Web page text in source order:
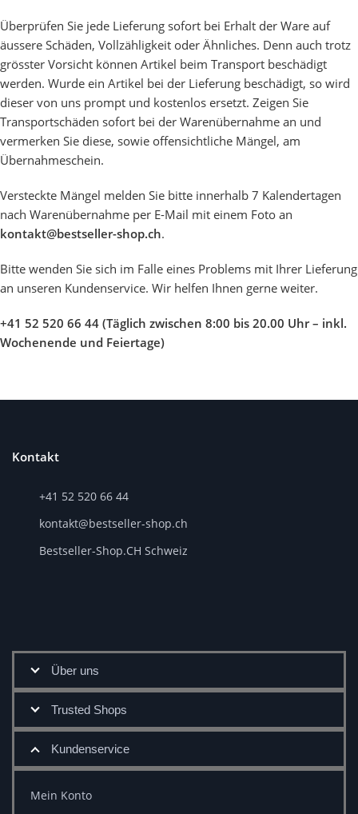
Überprüfen Sie jede Lieferung sofort bei Erhalt der Ware auf
äussere Schäden, Vollzähligkeit oder Ähnliches. Denn auch trotz
grösster Vorsicht können Artikel beim Transport beschädigt
werden. Wurde ein Artikel bei der Lieferung beschädigt, so wird
dieser von uns prompt und kostenlos ersetzt. Zeigen Sie
Transportschäden sofort bei der Warenübernahme an und
vermerken Sie diese, sowie offensichtliche Mängel, am
Übernahmeschein.
Versteckte Mängel melden Sie bitte innerhalb 7 Kalendertagen
nach Warenübernahme per E-Mail mit einem Foto an
kontakt@bestseller-shop.ch.
Bitte wenden Sie sich im Falle eines Problems mit Ihrer Lieferung
an unseren Kundenservice. Wir helfen Ihnen gerne weiter.
+41 52 520 66 44 (Täglich zwischen 8:00 bis 20.00 Uhr – inkl.
Wochenende und Feiertage)
Kontakt
+41 52 520 66 44
kontakt@bestseller-shop.ch
Bestseller-Shop.CH Schweiz
Über uns
Trusted Shops
Kundenservice
Mein Konto